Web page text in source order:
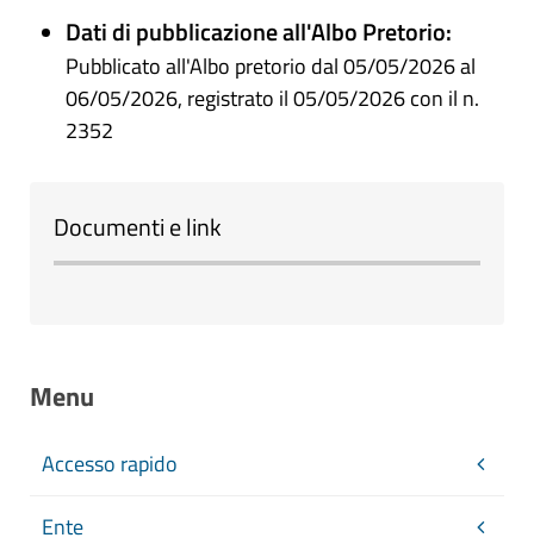
Dati di pubblicazione all'Albo Pretorio:
Pubblicato all'Albo pretorio dal 05/05/2026 al
06/05/2026, registrato il 05/05/2026 con il n.
2352
Documenti e link
Menu
Accesso rapido
Ente